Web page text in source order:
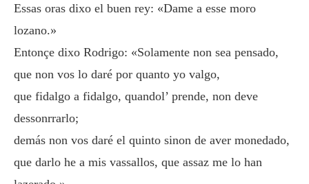
Essas oras dixo el buen rey: «Dame a esse moro
lozano.»
Entonçe dixo Rodrigo: «Solamente non sea pensado,
que non vos lo daré por quanto yo valgo,
que fidalgo a fidalgo, quandol’ prende, non deve
dessonrrarlo;
demás non vos daré el quinto sinon de aver monedado,
que darlo he a mis vassallos, que assaz me lo han